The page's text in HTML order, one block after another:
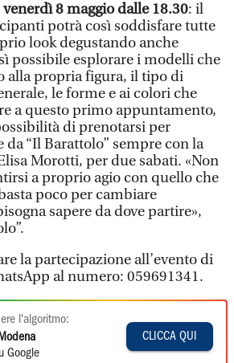
venerdì 8 maggio dalle 18.30: il
potrà così soddisfare tutte
look degustando anche
possibile esplorare i modelli che
alla propria figura, il tipo di
le forme e ai colori che
a questo primo appuntamento,
di prenotarsi per
da “Il Barattolo” sempre con la
Morotti, per due sabati. «Non
a proprio agio con quello che
poco per cambiare
sapere da dove partire»,
la partecipazione all’evento di
al numero: 059691341.
l'algoritmo:
Google
CLICCA QUI